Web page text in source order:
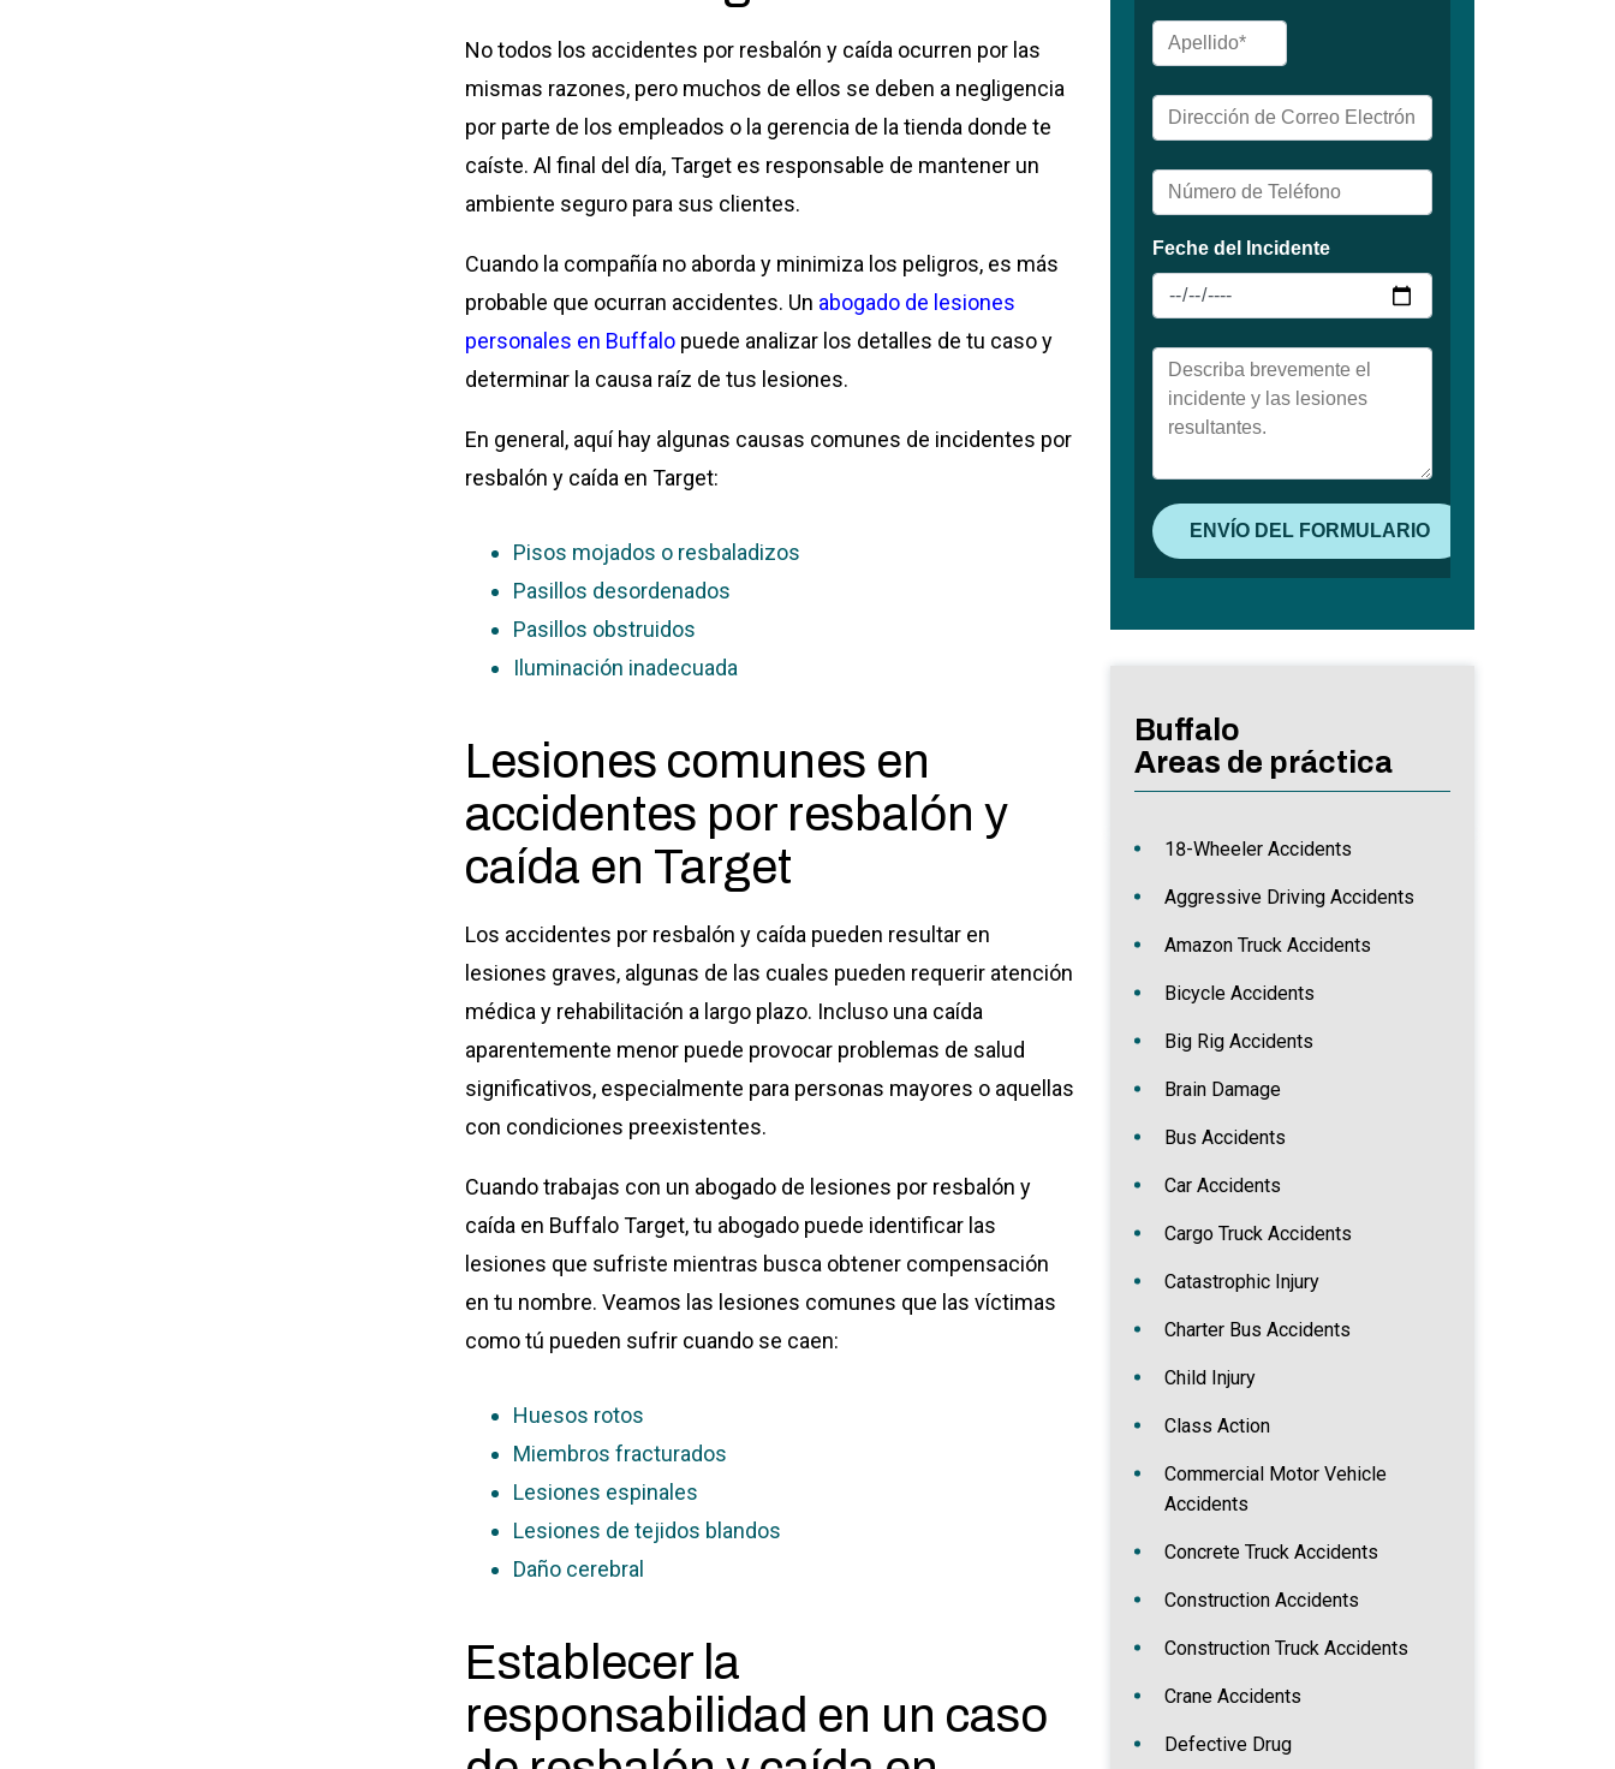
No todos los accidentes por resbalón y caída ocurren por las
mismas razones, pero muchos de ellos se deben a negligencia
por parte de los empleados o la gerencia de la tienda donde te
caíste. Al final del día, Target es responsable de mantener un
ambiente seguro para sus clientes.
Cuando la compañía no aborda y minimiza los peligros, es más
probable que ocurran accidentes. Un abogado de lesiones
personales en Buffalo puede analizar los detalles de tu caso y
determinar la causa raíz de tus lesiones.
En general, aquí hay algunas causas comunes de incidentes por
resbalón y caída en Target:
Pisos mojados o resbaladizos
Pasillos desordenados
Pasillos obstruidos
Iluminación inadecuada
Lesiones comunes en
accidentes por resbalón y
caída en Target
Los accidentes por resbalón y caída pueden resultar en
lesiones graves, algunas de las cuales pueden requerir atención
médica y rehabilitación a largo plazo. Incluso una caída
aparentemente menor puede provocar problemas de salud
significativos, especialmente para personas mayores o aquellas
con condiciones preexistentes.
Cuando trabajas con un abogado de lesiones por resbalón y
caída en Buffalo Target, tu abogado puede identificar las
lesiones que sufriste mientras busca obtener compensación
en tu nombre. Veamos las lesiones comunes que las víctimas
como tú pueden sufrir cuando se caen:
Huesos rotos
Miembros fracturados
Lesiones espinales
Lesiones de tejidos blandos
Daño cerebral
Establecer la
responsabilidad en un caso
Buffalo
Areas de práctica
18-Wheeler Accidents
Aggressive Driving Accidents
Amazon Truck Accidents
Bicycle Accidents
Big Rig Accidents
Brain Damage
Bus Accidents
Car Accidents
Cargo Truck Accidents
Catastrophic Injury
Charter Bus Accidents
Child Injury
Class Action
Commercial Motor Vehicle
Accidents
Concrete Truck Accidents
Construction Accidents
Construction Truck Accidents
Crane Accidents
Defective Drug